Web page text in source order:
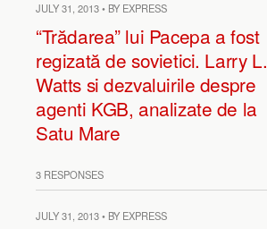
JULY 31, 2013 • BY EXPRESS
“Trădarea” lui Pacepa a fost
regizată de sovietici. Larry L.
Watts si dezvaluirile despre
agenti KGB, analizate de la
Satu Mare
3 RESPONSES
JULY 31, 2013 • BY EXPRESS